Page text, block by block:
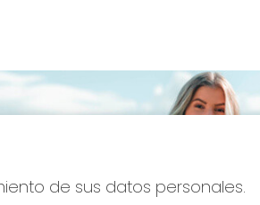
de sus datos personales.